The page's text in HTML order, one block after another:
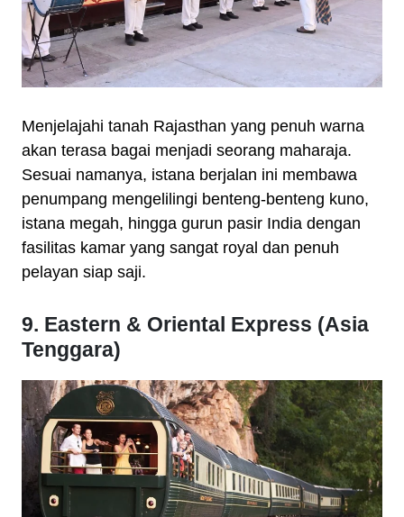
Menjelajahi tanah Rajasthan yang penuh warna
akan terasa bagai menjadi seorang maharaja.
Sesuai namanya, istana berjalan ini membawa
penumpang mengelilingi benteng-benteng kuno,
istana megah, hingga gurun pasir India dengan
fasilitas kamar yang sangat royal dan penuh
pelayan siap saji.
9. Eastern & Oriental Express (Asia
Tenggara)